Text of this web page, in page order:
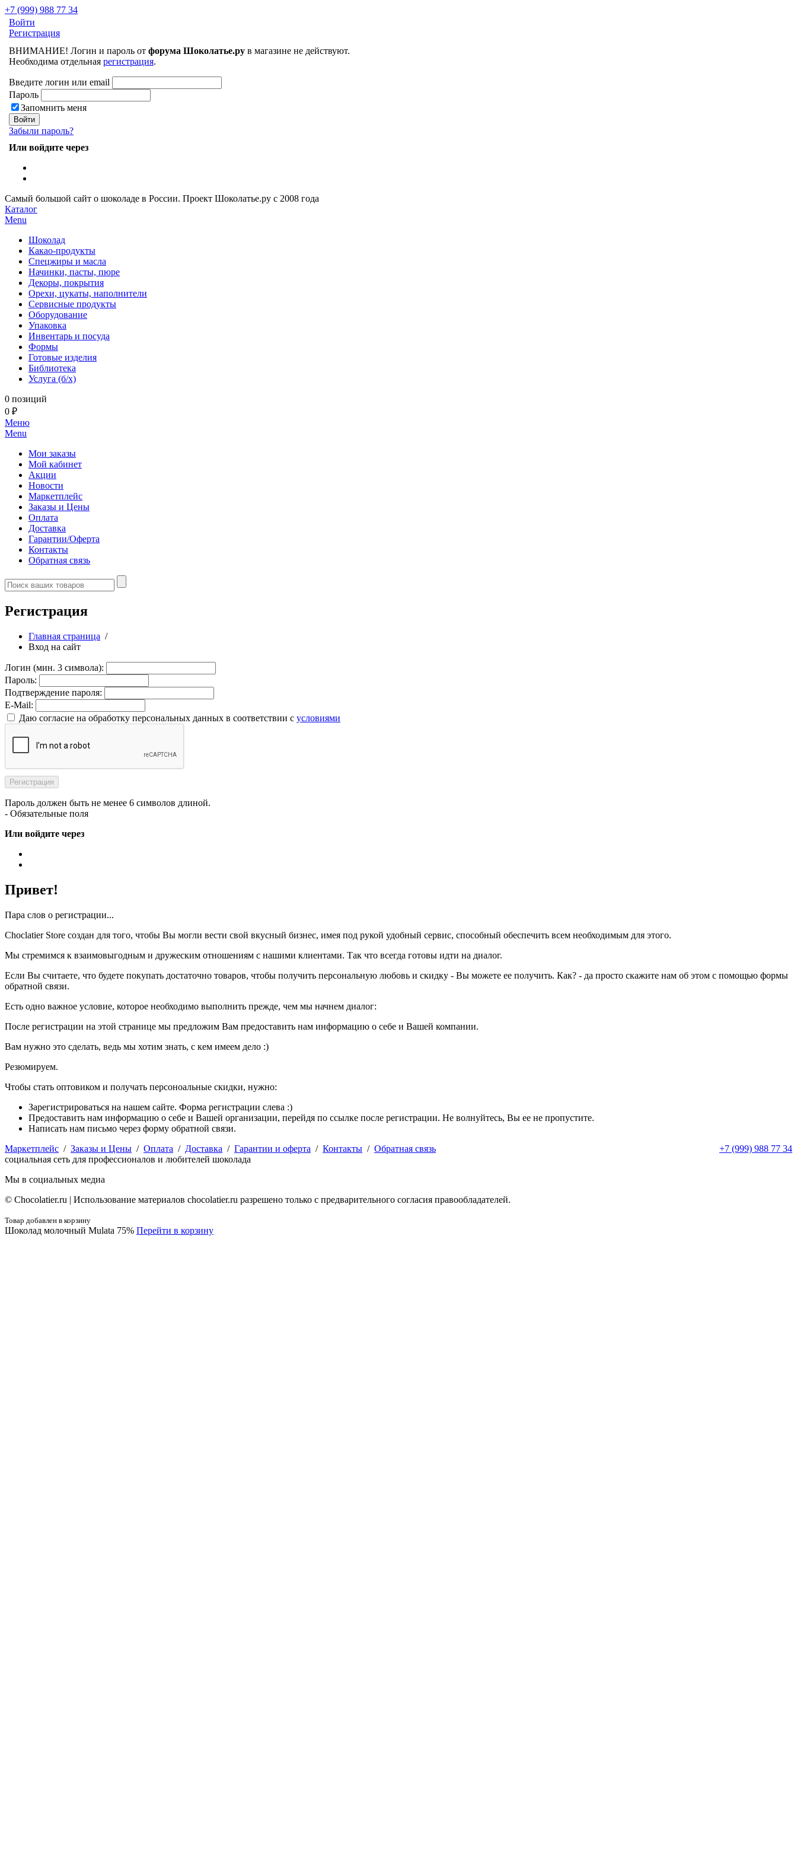
+7 (999) 988 77 34
Войти
Регистрация
ВНИМАНИЕ! Логин и пароль от форума Шоколатье.ру в магазине не действуют.
Необходима отдельная регистрация.
Введите логин или email
Пароль
Запомнить меня
Забыли пароль?
Или войдите через
Самый большой сайт о шоколаде в России. Проект Шоколатье.ру с 2008 года
Каталог
Menu
Шоколад
Какао-продукты
Спецжиры и масла
Начинки, пасты, пюре
Декоры, покрытия
Орехи, цукаты, наполнители
Сервисные продукты
Оборудование
Упаковка
Инвентарь и посуда
Формы
Готовые изделия
Библиотека
Услуга (б/х)
0 позиций
0 ₽
Меню
Menu
Мои заказы
Мой кабинет
Акции
Новости
Маркетплейс
Заказы и Цены
Оплата
Доставка
Гарантии/Оферта
Контакты
Обратная связь
Регистрация
Главная страница /
Вход на сайт
Логин (мин. 3 символа):
Пароль:
Подтверждение пароля:
E-Mail:
Даю согласие на обработку персональных данных в соответствии с условиями
Пароль должен быть не менее 6 символов длиной.
- Обязательные поля
Или войдите через
Привет!
Пара слов о регистрации...
Choclatier Store создан для того, чтобы Вы могли вести свой вкусный бизнес, имея под рукой удобный сервис, способный обеспечить всем необходимым для этого.
Мы стремимся к взаимовыгодным и дружеским отношениям с нашими клиентами. Так что всегда готовы идти на диалог.
Если Вы считаете, что будете покупать достаточно товаров, чтобы получить персональную любовь и скидку - Вы можете ее получить. Как? - да просто скажите нам об этом с помощью формы
обратной связи.
Есть одно важное условие, которое необходимо выполнить прежде, чем мы начнем диалог:
После регистрации на этой странице мы предложим Вам предоставить нам информацию о себе и Вашей компании.
Вам нужно это сделать, ведь мы хотим знать, с кем имеем дело :)
Резюмируем.
Чтобы стать оптовиком и получать персоноальные скидки, нужно:
Зарегистрироваться на нашем сайте. Форма регистрации слева :)
Предоставить нам информацию о себе и Вашей организации, перейдя по ссылке после регистрации. Не волнуйтесь, Вы ее не пропустите.
Написать нам письмо через форму обратной связи.
+7 (999) 988 77 34
Маркетплейс / Заказы и Цены / Оплата / Доставка / Гарантии и оферта / Контакты / Обратная связь
социальная сеть для профессионалов и любителей шоколада
Мы в социальных медиа
© Сhocolatier.ru | Использование материалов chocolatier.ru разрешено только с предварительного согласия правообладателей.
Товар добавлен в корзину
Шоколад молочный Mulata 75% Перейти в корзину